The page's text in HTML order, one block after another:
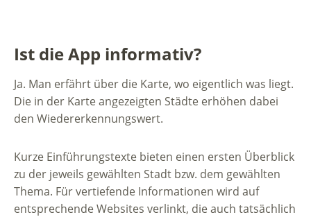
Ist die App informativ?
Ja. Man erfährt über die Karte, wo eigentlich was liegt.
Die in der Karte angezeigten Städte erhöhen dabei
den Wiedererkennungswert.
Kurze Einführungstexte bieten einen ersten Überblick
zu der jeweils gewählten Stadt bzw. dem gewählten
Thema. Für vertiefende Informationen wird auf
entsprechende Websites verlinkt, die auch tatsächlich